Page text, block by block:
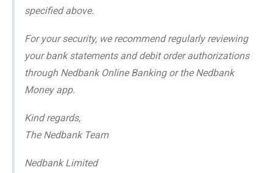
specified above.
For your security, we recommend regularly reviewing
your bank statements and debit order authorizations
through Nedbank Online Banking or the Nedbank
Money app.
Kind regards,
The Nedbank Team
Nedbank Limited